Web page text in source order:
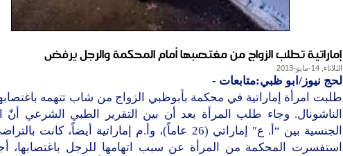
إماراتية تطلب الزواج من مغتصبها أمام المحكمة والرجل يرفض
الثلاثاء, 14-مايو-2013
لحج نيوز/ابو ظبي:متابعات -
طلبت امرأة إماراتية في محكمة بأبوظبي الزواج من شاب تتهمه
الناشونال. وجاء طلب المرأة بعد أن بين التقرير الطبي الشرعي أنّ
الجنسية بين “أ. ع″ إماراتي (26 عاماً)، وأ.م إماراتية أيضاً، كانت
استفسرت المحكمة من المرأة عن سبب اتهامها للرجل باغتصابها،